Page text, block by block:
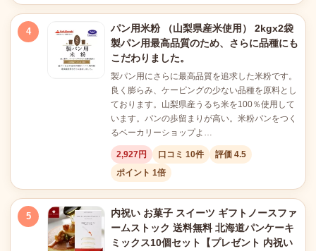
4
パン用米粉 （山梨県産米使用） 2kgx2袋
製パン用最高品質のため、さらに品種にも
こだわりました。
製パン用にさらに最高品質を追求した米粉です。
良く膨らみ、ケーピングの少ない品種を原料とし
ております。山梨県産うるち米を100％使用して
います。パンの歩留まりが高い。米粉パンをつく
るベーカリーショップよ…
2,927円 口コミ 10件
評価 4.5
ポイント 1倍
5
内祝い お菓子 スイーツ ギフトノースファ
ームストック 送料無料 北海道パンケーキ
ミックス10個セット【プレゼント 内祝い